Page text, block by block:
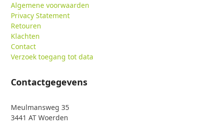
Algemene voorwaarden
Privacy Statement
Retouren
Klachten
Contact
Verzoek toegang tot data
Contactgegevens
Meulmansweg 35
3441 AT Woerden